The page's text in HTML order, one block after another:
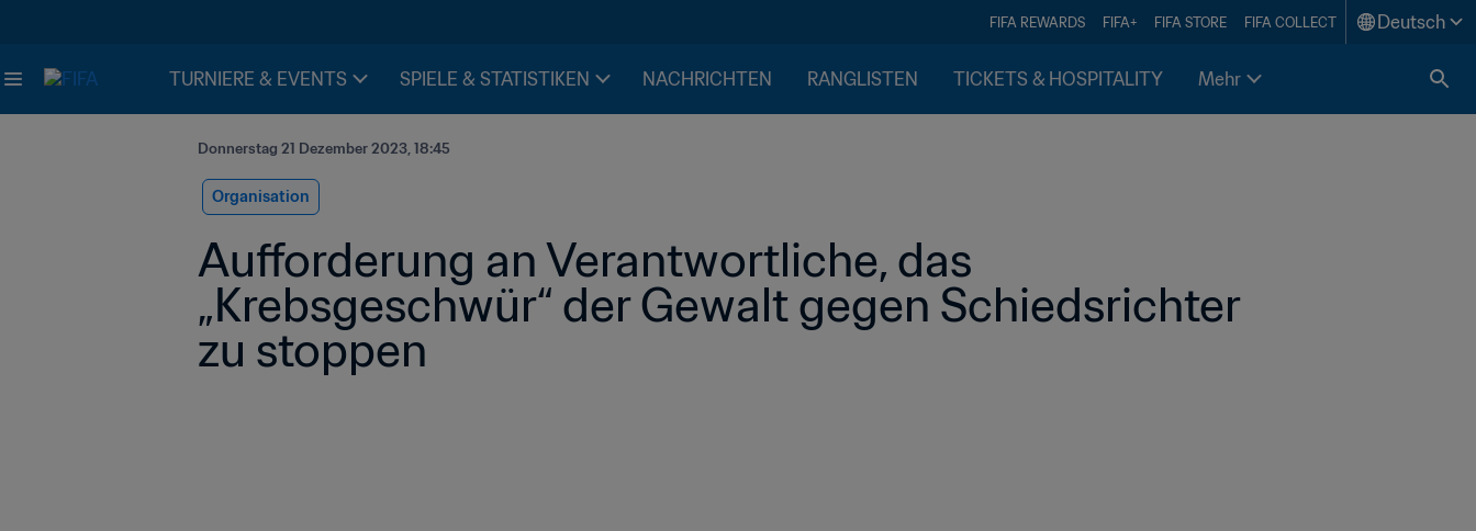
FIFA REWARDS FIFA+ FIFA STORE FIFA COLLECT Deutsch
TURNIERE & EVENTS SPIELE & STATISTIKEN NACHRICHTEN RANGLISTEN TICKETS & HOSPITALITY Mehr
Donnerstag 21 Dezember 2023, 18:45
Organisation
Aufforderung an Verantwortliche, das
„Krebsgeschwür“ der Gewalt gegen Schiedsrichter
zu stoppen